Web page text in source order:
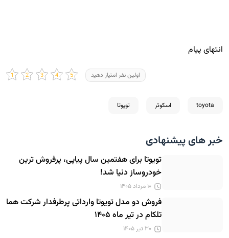
انتهای پیام
اولین نفر امتیاز دهید
toyota اسکوتر تویوتا
خبر های پیشنهادی
تویوتا برای هفتمین سال پیاپی، پرفروش ترین
خودروساز دنیا شد!
۱۰ مرداد ۱۴۰۵
فروش دو مدل تویوتا وارداتی پرطرفدار شرکت هما
تلکام در تیر ماه ۱۴۰۵
۳۰ تیر ۱۴۰۵